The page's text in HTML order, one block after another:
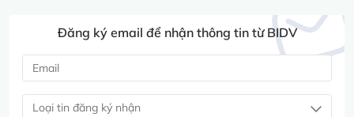
Đăng ký email để nhận thông tin từ BIDV
Loại tin đăng ký nhận